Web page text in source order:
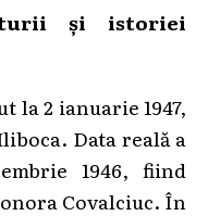
și istoriei
la 2 ianuarie 1947,
Data reală a
1946, fiind
Covalciuc. În